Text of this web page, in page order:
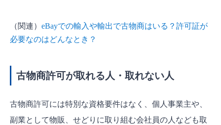
（関連） eBayでの輸入や輸出で古物商はいる？許可証が
必要なのはどんなとき？
古物商許可が取れる人・取れない人
古物商許可には特別な資格要件はなく、個人事業主や、
副業として物販、せどりに取り組む会社員の人なども取